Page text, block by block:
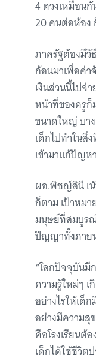
4 ดวงเหมือน
20 คนต่อห้อง
ภาครัฐต้องมีวิ
ก้อนมาเพื่อค่า
เงินส่วนนี้ไปจ่
หน้าที่ของครูก็
ขนาดใหญ่ บา
เด็กไปทำในสิ่
เข้ามาแก้ปัญห
ผอ.พิชญ์สินี เน้
ก็ตาม เป้าหม
มนุษย์ที่สมบูร
ปัญญาทั้งภาย
“โลกปัจจุบันมี
ความรู้ใหม่ๆ เ
อย่างไรให้เด็
อย่างมีความสุ
คือโรงเรียนต้
เด็กได้ใช้ชีวิต